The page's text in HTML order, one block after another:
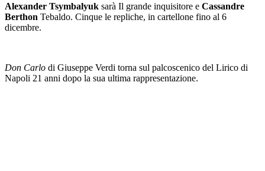
Alexander Tsymbalyuk sarà Il grande inquisitore e Cassandre
Berthon Tebaldo. Cinque le repliche, in cartellone fino al 6
dicembre.
Don Carlo di Giuseppe Verdi torna sul palcoscenico del Lirico di
Napoli 21 anni dopo la sua ultima rappresentazione.